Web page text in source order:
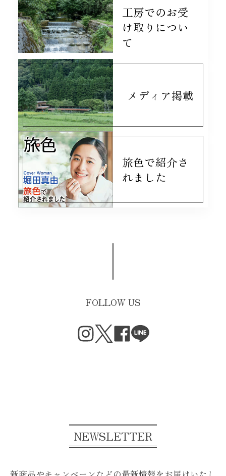
カカオとドライフルーツのグラノーラ
2026/07/20
紅茶に合う感じですごく美味しいです
le fleuveのクッキー缶
2026/07/19
どれも美味しいかったです
2026/07/19
濃厚な味わいで美味しかったです。
シトロンガトーナンテ
工房でのお受
け取りについ
て
メディア掲載
旅色で紹介さ
れました
FOLLOW US
NEWSLETTER